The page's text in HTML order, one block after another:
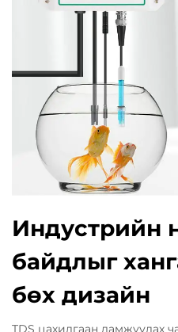
Индустрийн
байдлыг
бөх дизайн
TDS цахилгаан дамжуулах